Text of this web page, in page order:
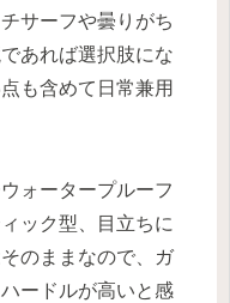
サーフや曇りがち
あれば選択肢にな
も含めて日常兼用
ォータープルーフ
ック型、目立ちに
のままなので、ガ
ードルが高いと感